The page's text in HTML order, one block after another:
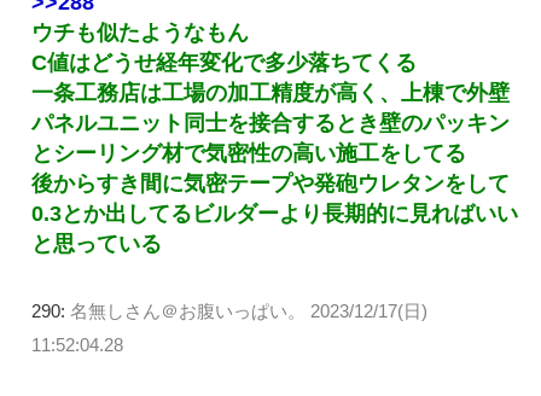
ウチも似たようなもん
C値はどうせ経年変化で多少落ちてくる
一条工務店は工場の加工精度が高く、上棟で外壁
パネルユニット同士を接合するとき壁のパッキン
とシーリング材で気密性の高い施工をしてる
後からすき間に気密テープや発砲ウレタンをして
0.3とか出してるビルダーより長期的に見ればいい
と思っている
290: 名無しさん＠お腹いっぱい。
2023/12/17(日)
11:52:04.28